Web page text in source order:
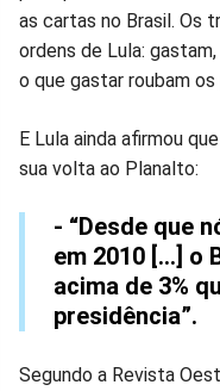
as cartas no Brasil. Os
ordens de Lula:
o que gastar roubam
E Lula ainda afirmou
sua volta ao Planalto:
- “Desde que
em 2010 […] o
acima de 3%
presidência”.
Segundo a Revista